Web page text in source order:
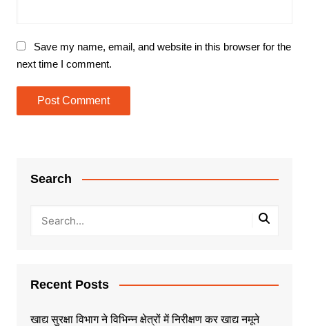
Save my name, email, and website in this browser for the
next time I comment.
Search
Recent Posts
खाद्य सुरक्षा विभाग ने विभिन्न क्षेत्रों में निरीक्षण कर खाद्य नमूने